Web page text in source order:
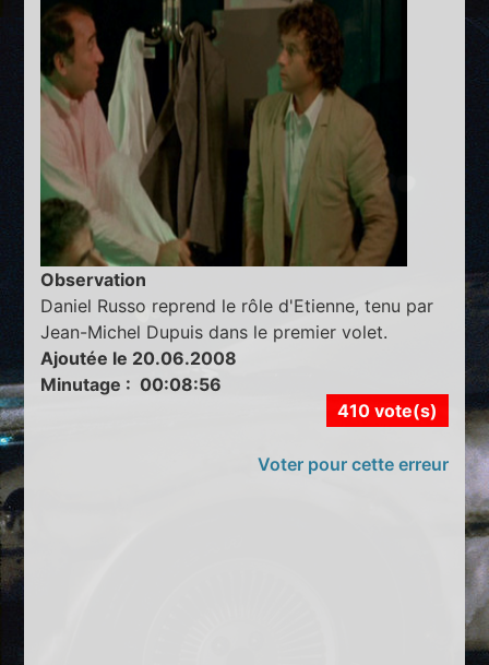
Observation
Daniel Russo reprend le rôle d'Etienne, tenu par
Jean-Michel Dupuis dans le premier volet.
Ajoutée le 20.06.2008
Minutage : 00:08:56
410 vote(s)
Voter pour cette erreur